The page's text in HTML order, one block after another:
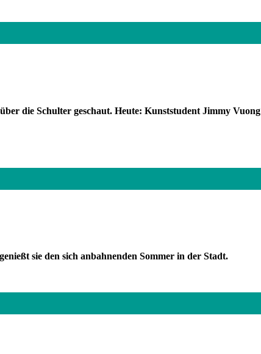
die Schulter geschaut. Heute: Kunststudent Jimmy Vuong
sie den sich anbahnenden Sommer in der Stadt.